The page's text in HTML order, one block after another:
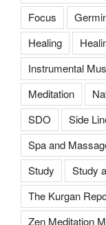
Focus
Healing
Instrumental
Meditation
SDO
Side
Spa and
Study
Study
The Kurgan
Zen Meditation